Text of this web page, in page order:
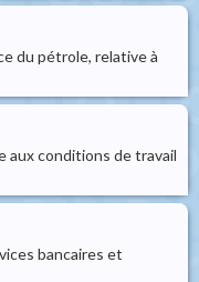
du pétrole, relative à
aux conditions de travail
bancaires et